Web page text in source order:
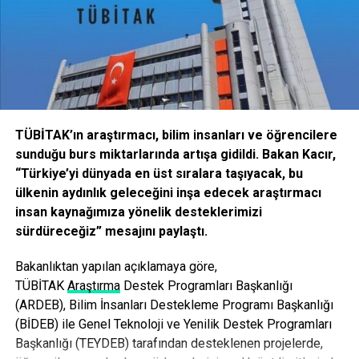
hiçbir yasal gerekçe bulunmamasına rağmen bazı öğretim
üyeleri ve fakülte yönetimi tarafından baskı ve tutanak
tutulacağına dair tehditlerle engellenmeye çalışılıyor. Bu da
hem bu davranışlara maruz kalan arkadaşlarımızın hem de
bizlerin motivasyon ve konsantrasyonumuzu bozuyor. Bu
keyfi uygulamanın insan haklarına aykırı olduğunu
düşünüyor ve kaldırılmasını talep ediyorum.”
on5yirmi5
Facebook
Mastodon
EmailShare
BIR SONRAKI
Fen Edebiyat Fakültesi’nde Isı Problemi
KAÇIRMAYIN
Güle Güle İlker Başbuğ…
TÜBİTAK’ın araştırmacı, bilim insanları ve öğrencilere
sunduğu burs miktarlarında artışa gidildi. Bakan Kacır,
“Türkiye’yi dünyada en üst sıralara taşıyacak, bu
ülkenin aydınlık geleceğini inşa edecek araştırmacı
insan kaynağımıza yönelik desteklerimizi
sürdüreceğiz” mesajını paylaştı.
Bakanlıktan yapılan açıklamaya göre,
TÜBİTAK AraştırmaDestek Programları Başkanlığı
(ARDEB), Bilim İnsanları Destekleme Programı Başkanlığı
(BİDEB) ile Genel Teknoloji ve Yenilik Destek Programları
Başkanlığı (TEYDEB) tarafından desteklenen projelerde,